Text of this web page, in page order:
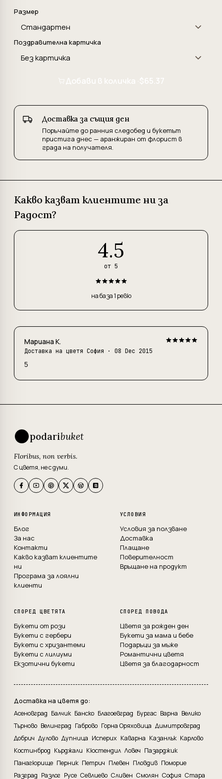
Размер
Поздравителна картичка
Добави в количка · $65.37
Доставка за същия ден
Поръчайте до ранния следобед и букетът
пристига днес — аранжиран от флорист в
града на получателя.
Какво казват клиентите ни за
Радост?
4.5
от 5
на база 1 ревю
Мариана К.
Доставка на цветя София · 08 Dec 2015
5
podaribuket
Floribus, non verbis.
С цветя, не с думи.
ИНФОРМАЦИЯ
Блог
За нас
Контакти
Какво казват клиентите
ни
Програма за лоялни
клиенти
УСЛОВИЯ
Условия за ползване
Доставка
Плащане
Поверителност
Връщане на продукт
СПОРЕД ЦВЕТЯТА
Букети от рози
Букети с гербери
Букети с хризантеми
Букети с лилиуми
Екзотични букети
СПОРЕД ПОВОДА
Цветя за рожден ден
Букети за мама и бебе
Подаръци за мъже
Романтични цветя
Цветя за благодарност
Доставка на цветя до:
Асеновград Балчик Банско Благоевград Бургас Варна Велико
Търново Велинград Габрово Горна Оряховица Димитровград
Добрич Дулово Дупница Исперих Каварна Казанлък Карлово
Костинброд Кърджали Кюстендил Ловеч Пазарджик
Панагюрище Перник Петрич Плевен Пловдив Поморие
Разград Разлог Русе Севлиево Сливен Смолян София Стара